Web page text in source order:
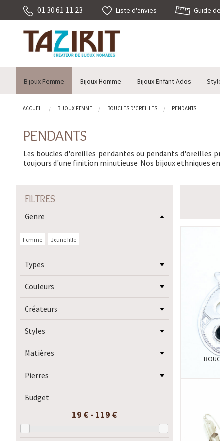
01 30 61 11 23 Liste d'envies Guide
Bijoux Femme Bijoux Homme Bijoux Enfant Ados
ACCUEIL BIJOUX FEMME BOUCLES D'OREILLES PENDANTS
PENDANTS
Les boucles d'oreilles pendantes ou pendants
toujours d'une finition minutieuse. Nos bijoux ethniques
FILTRES
Genre
Femme Jeune fille
Types
Couleurs
Créateurs
Styles
Matières
Pierres
Budget
19 € - 119 €